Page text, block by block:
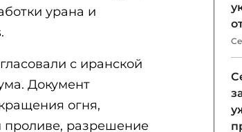
урана и
с иранской
Документ
огня,
проливе, разрешение